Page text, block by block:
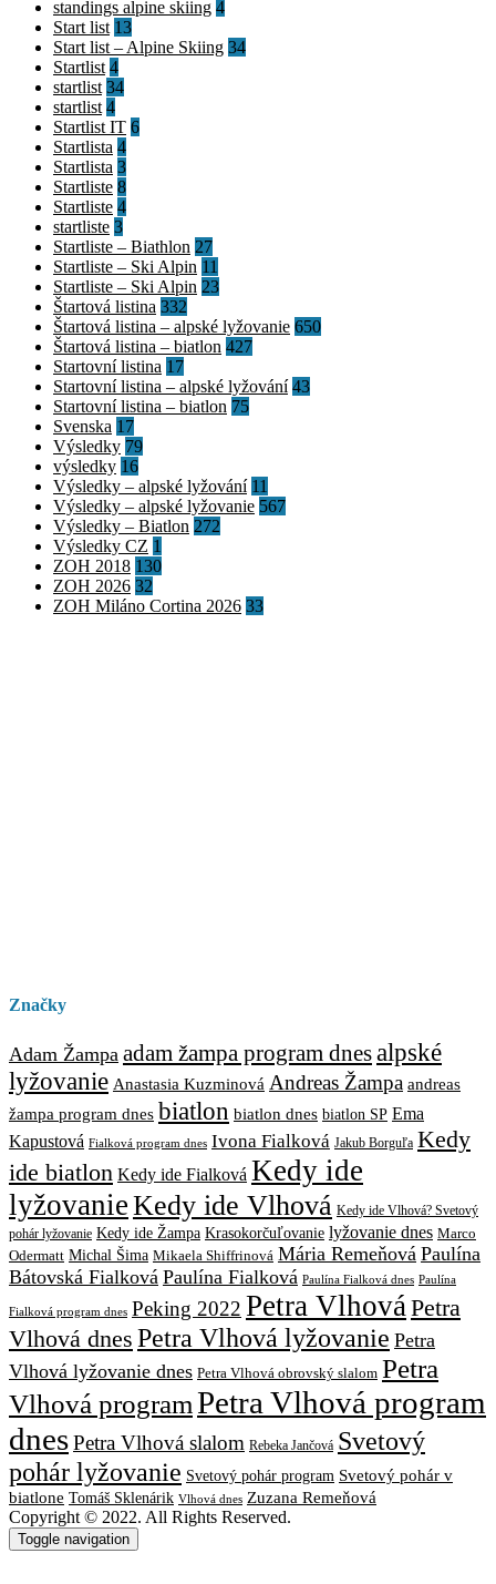
standings alpine skiing 4
Start list 13
Start list – Alpine Skiing 34
Startlist 4
startlist 34
startlist 4
Startlist IT 6
Startlista 4
Startlista 3
Startliste 8
Startliste 4
startliste 3
Startliste – Biathlon 27
Startliste – Ski Alpin 11
Startliste – Ski Alpin 23
Štartová listina 332
Štartová listina – alpské lyžovanie 650
Štartová listina – biatlon 427
Startovní listina 17
Startovní listina – alpské lyžování 43
Startovní listina – biatlon 75
Svenska 17
Výsledky 79
výsledky 16
Výsledky – alpské lyžování 11
Výsledky – alpské lyžovanie 567
Výsledky – Biatlon 272
Výsledky CZ 1
ZOH 2018 130
ZOH 2026 32
ZOH Miláno Cortina 2026 33
Značky
Adam Žampa adam žampa program dnesalpské
lyžovanie Anastasia Kuzminová Andreas Žampa andreas
žampa program dnes biatlon biatlon dnes biatlon SP Ema
Kapustová Fialková program dnes Ivona Fialková Jakub Borguľa Kedy
ide biatlon Kedy ide Fialková Kedy ide
lyžovanieKedy ide Vlhová Kedy ide Vlhová? Svetový
pohár lyžovanie Kedy ide Žampa Krasokorčuľovanie lyžovanie dnes Marco
Odermatt Michal Šima Mikaela Shiffrinová Mária Remeňová Paulína
Bátovská Fialková Paulína Fialková Paulína Fialková dnes Paulína
Fialková program dnes Peking 2022 Petra Vlhová Petra
Vlhová dnes Petra Vlhová lyžovanie Petra
Vlhová lyžovanie dnes Petra Vlhová obrovský slalom Petra
Vlhová programPetra Vlhová program
dnesPetra Vlhová slalom Rebeka Jančová Svetový
pohár lyžovanie Svetový pohár program Svetový pohár v
biatlone Tomáš Sklenárik Vlhová dnes Zuzana Remeňová
Copyright © 2022. All Rights Reserved.
Toggle navigation